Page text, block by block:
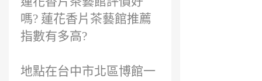
嗎? 蓮花香片茶藝館推薦
指數有多高?
地點在台中市北區博館一